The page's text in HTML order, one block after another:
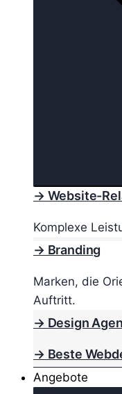
→ Website-
Komplexe
→ Branding
Marken, die
Auftritt.
→ Design
→ Beste
Angebote